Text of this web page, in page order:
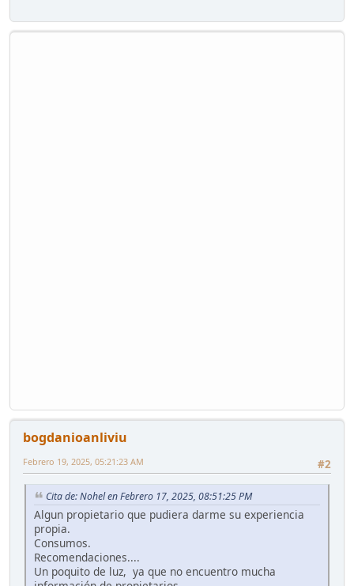
bogdanioanliviu
#2
Febrero 19, 2025, 05:21:23 AM
Cita de: Nohel en Febrero 17, 2025, 08:51:25 PM
Algun propietario que pudiera darme su experiencia
propia.
Consumos.
Recomendaciones....
Un poquito de luz, ya que no encuentro mucha